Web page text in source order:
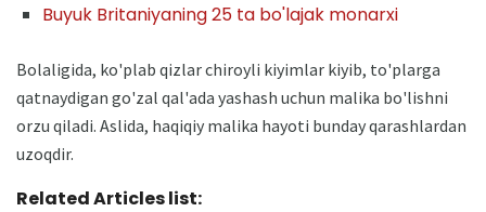
Buyuk Britaniyaning 25 ta bo'lajak monarxi
Bolaligida, ko'plab qizlar chiroyli kiyimlar kiyib, to'plarga
qatnaydigan go'zal qal'ada yashash uchun malika bo'lishni
orzu qiladi. Aslida, haqiqiy malika hayoti bunday qarashlardan
uzoqdir.
Related Articles list: